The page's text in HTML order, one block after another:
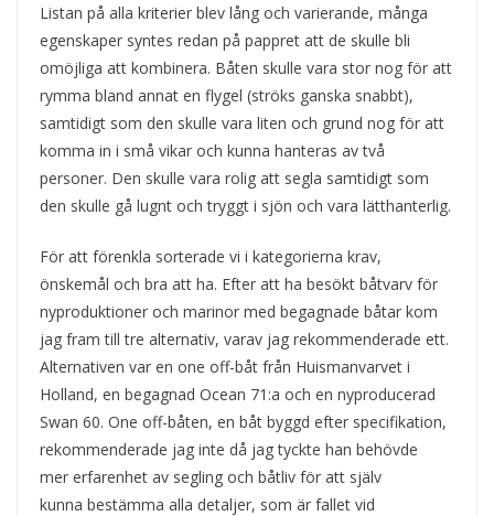
Listan på alla kriterier blev lång och varierande, många
egenskaper syntes redan på pappret att de skulle bli
omöjliga att kombinera. Båten skulle vara stor nog för att
rymma bland annat en flygel (ströks ganska snabbt),
samtidigt som den skulle vara liten och grund nog för att
komma in i små vikar och kunna hanteras av två
personer. Den skulle vara rolig att segla samtidigt som
den skulle gå lugnt och tryggt i sjön och vara lätthanterlig.
För att förenkla sorterade vi i kategorierna krav,
önskemål och bra att ha. Efter att ha besökt båtvarv för
nyproduktioner och marinor med begagnade båtar kom
jag fram till tre alternativ, varav jag rekommenderade ett.
Alternativen var en one off-båt från Huismanvarvet i
Holland, en begagnad Ocean 71:a och en nyproducerad
Swan 60. One off-båten, en båt byggd efter specifikation,
rekommenderade jag inte då jag tyckte han behövde
mer erfarenhet av segling och båtliv för att själv
kunna bestämma alla detaljer, som är fallet vid